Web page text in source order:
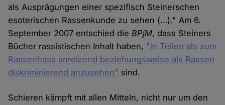
als Ausprägungen einer spezifisch Steinerschen
esoterischen Rassenkunde zu sehen (…)." Am 6.
September 2007 entschied dieBPjM, dass Steiners
Bücher rassistischen Inhalt haben, "in Teilen als zum
Rassenhass anreizend beziehungsweise als Rassen
diskriminierend anzusehen" sind.
Schieren kämpft mit allen Mitteln, nicht nur um den